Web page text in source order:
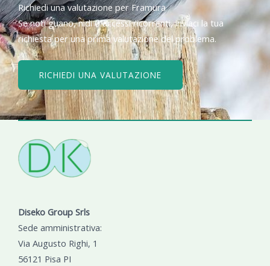
Richiedi una valutazione per Framura
Se noti guano, nidi o accessi ricorrenti, inviaci la tua
richiesta per una prima valutazione del problema.
RICHIEDI UNA VALUTAZIONE
Diseko Group Srls
Sede amministrativa:
Via Augusto Righi, 1
56121 Pisa PI